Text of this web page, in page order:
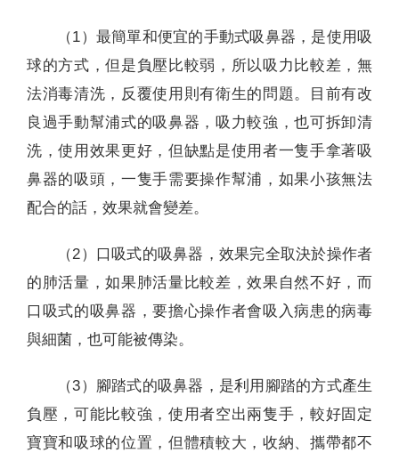
（1）最簡單和便宜的手動式吸鼻器，是使用吸
球的方式，但是負壓比較弱，所以吸力比較差，無
法消毒清洗，反覆使用則有衛生的問題。目前有改
良過手動幫浦式的吸鼻器，吸力較強，也可拆卸清
洗，使用效果更好，但缺點是使用者一隻手拿著吸
鼻器的吸頭，一隻手需要操作幫浦，如果小孩無法
配合的話，效果就會變差。
（2）口吸式的吸鼻器，效果完全取決於操作者
的肺活量，如果肺活量比較差，效果自然不好，而
口吸式的吸鼻器，要擔心操作者會吸入病患的病毒
與細菌，也可能被傳染。
（3）腳踏式的吸鼻器，是利用腳踏的方式產生
負壓，可能比較強，使用者空出兩隻手，較好固定
寶寶和吸球的位置，但體積較大，收納、攜帶都不